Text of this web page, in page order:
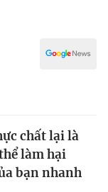
chất lại là
làm hại
bạn nhanh